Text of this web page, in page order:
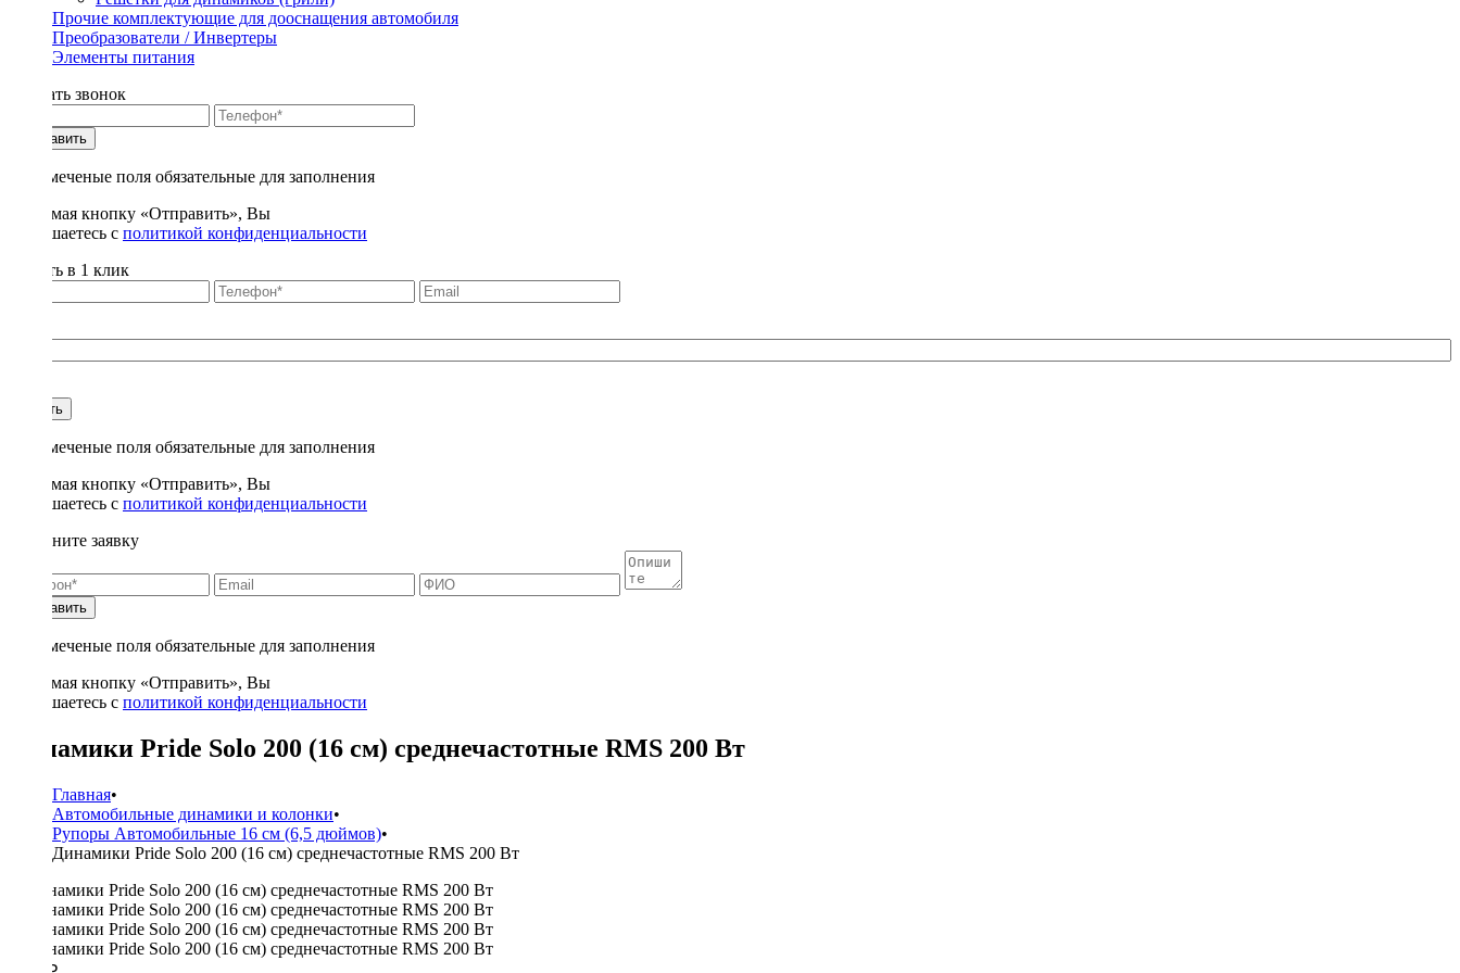
Прочие комплектующие для дооснащения автомобиля
Преобразователи / Инвертеры
Элементы питания
Заказать звонок
Отправить
* - отмеченые поля обязательные для заполнения
Нажимая кнопку «Отправить», Вы
соглашаетесь с политикой конфиденциальности
Купить в 1 клик
Купить
* - отмеченые поля обязательные для заполнения
Нажимая кнопку «Отправить», Вы
соглашаетесь с политикой конфиденциальности
Заполните заявку
Отправить
* - отмеченые поля обязательные для заполнения
Нажимая кнопку «Отправить», Вы
соглашаетесь с политикой конфиденциальности
Динамики Pride Solo 200 (16 см) среднечастотные RMS 200 Вт
Главная•
Автомобильные динамики и колонки•
Рупоры Автомобильные 16 см (6,5 дюймов)•
Динамики Pride Solo 200 (16 см) среднечастотные RMS 200 Вт